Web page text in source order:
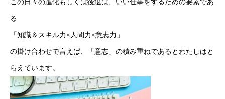
HOME
新着情報
会社概要
この日々の進化もしくは後退は、いい仕事をするための要素であ
る
「知識＆スキル力×人間力×意志力」
の掛け合わせで言えば、「意志」の積み重ねであるとわたしはと
らえています。